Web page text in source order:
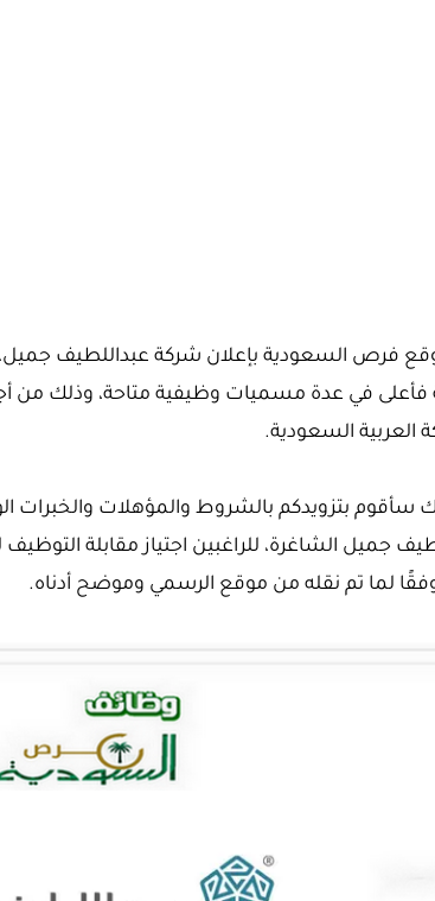
فأعلى في عدة مسميات وظيفية متاحة، وذلك من
العربية السعودية.
سأقوم بتزويدكم بالشروط والمؤهلات والخبرات
جميل الشاغرة، للراغبين اجتياز مقابلة
لما تم نقله من موقع الرسمي وموضح أدناه.